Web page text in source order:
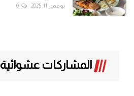
نوفمبر 11, 2025 0
المشاركات عشوائية